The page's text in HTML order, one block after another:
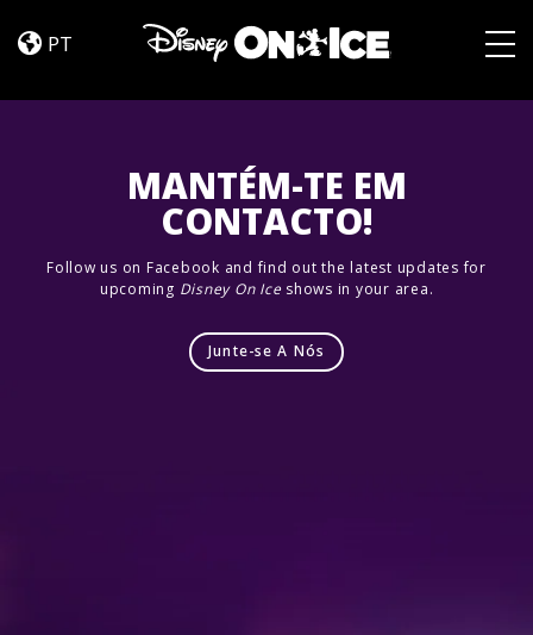
Trip
PT
MANTÉM-TE EM
CONTACTO!
Follow us on Facebook and find out the latest updates for
upcoming Disney On Iceshows in your area.
Junte-se A Nós